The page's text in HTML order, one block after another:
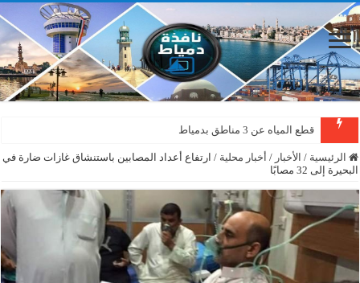
قطع المياه عن 3 مناطق بدمياط
الرئيسية / الأخبار / أخبار محلية / ارتفاع أعداد المصابين باستنشاق غازات ضارة في
البحيرة إلى 32 مصابًا